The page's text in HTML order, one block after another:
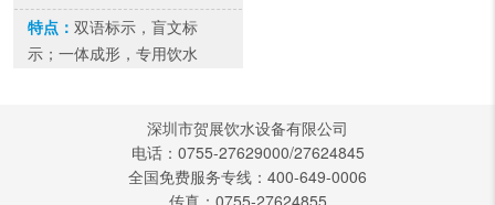
特点： 双语标示，盲文标
示；一体成形，专用饮水
深圳市贺展饮水设备有限公司
电话：0755-27629000/27624845
全国免费服务专线：400-649-0006